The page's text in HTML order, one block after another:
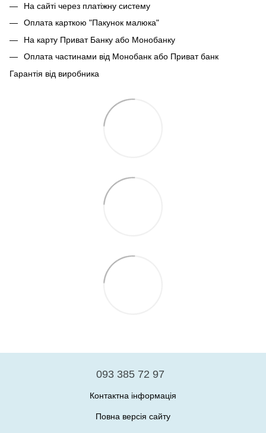
На сайті через платіжну систему
Оплата карткою "Пакунок малюка"
На карту Приват Банку або Монобанку
Оплата частинами від Монобанк або Приват банк
Гарантія від виробника
093 385 72 97
Контактна інформація
Повна версія сайту